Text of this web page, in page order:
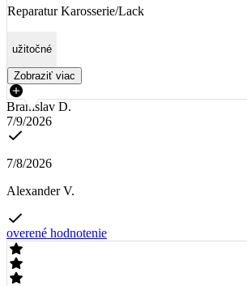
Reparatur Karosserie/Lack
užitočné
Zobraziť viac
Branislav D.
7/9/2026
7/8/2026
Alexander V.
overené hodnotenie